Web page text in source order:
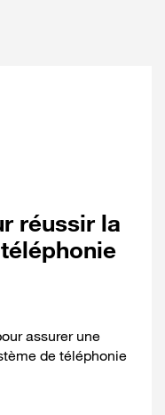
réussir la
assurer une
de téléphonie